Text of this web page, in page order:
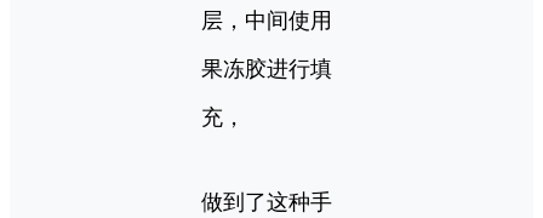
层，中间使用
果冻胶进行填
充，
做到了这种手